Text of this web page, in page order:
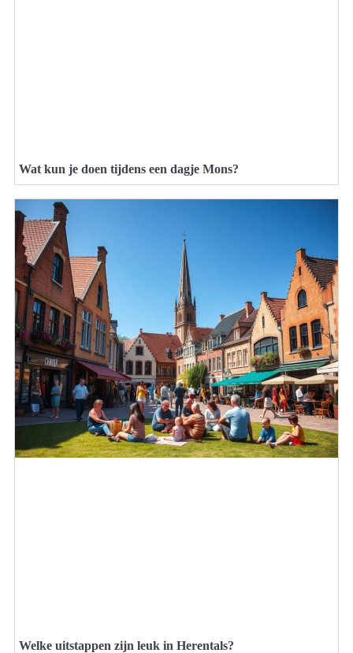
Wat kun je doen tijdens een dagje Mons?
Welke uitstappen zijn leuk in Herentals?